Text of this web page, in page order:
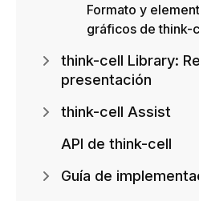
Formato y
gráficos de think-
think-cell Library:
presentación
think-cell Assist
API de think-cell
Guía de